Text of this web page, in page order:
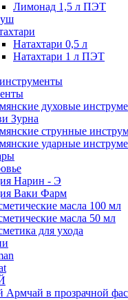
Лимонад 1,5 л ПЭТ
Натахтари 0,5 л
Натахтари 1 л ПЭТ
духовые
Зурна
струнные
ударные
Нарин - Э
Ваки Фарм
масла 100 мл
масла 50 мл
для ухода
Армчай в прозрачной